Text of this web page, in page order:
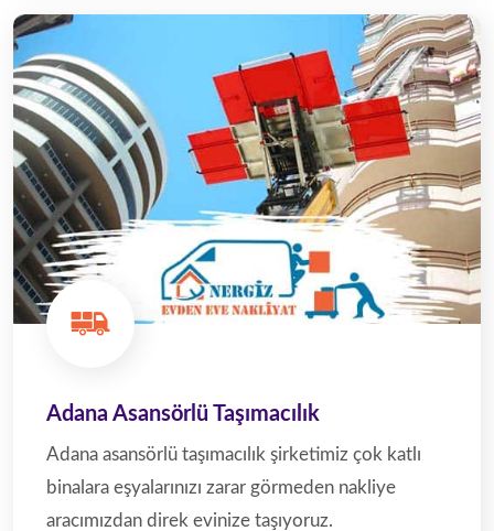
Adana Asansörlü Taşımacılık
Adana asansörlü taşımacılık şirketimiz çok katlı
binalara eşyalarınızı zarar görmeden nakliye
aracımızdan direk evinize taşıyoruz.